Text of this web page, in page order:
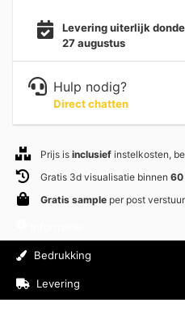
Levering uiterlijk
27 augustus
Hulp nodig?
Direct chatten
Prijs is inclusief instelkosten,
Gratis 3d visualisatie binnen 60
Gratis sample per post
Bedrukking
Levering